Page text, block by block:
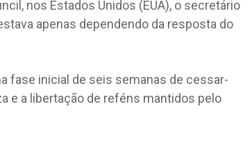
nos Estados Unidos (EUA), o secretário
apenas dependendo da resposta do
fase inicial de seis semanas de cessar-
e a libertação de reféns mantidos pelo